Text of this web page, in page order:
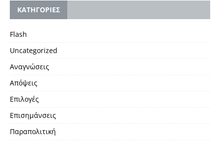
KΑΤΗΓΟΡΙΕΣ
Flash
Uncategorized
Αναγνώσεις
Απόψεις
Επιλογές
Επισημάνσεις
Παραπολιτική